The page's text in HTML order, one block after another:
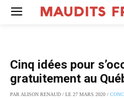
Cinq idées pour
gratuitement au
PAR ALISON RENAUD / LE 27 MARS 2020 /